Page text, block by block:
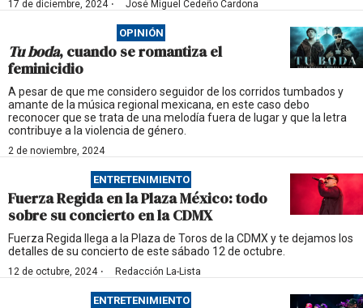
17 de diciembre, 2024· José Miguel Cedeño Cardona
OPINIÓN
Tu boda, cuando se romantiza el
feminicidio
A pesar de que me considero seguidor de los corridos tumbados y
amante de la música regional mexicana, en este caso debo
reconocer que se trata de una melodía fuera de lugar y que la letra
contribuye a la violencia de género.
2 de noviembre, 2024
ENTRETENIMIENTO
Fuerza Regida en la Plaza México: todo
sobre su concierto en la CDMX
Fuerza Regida llega a la Plaza de Toros de la CDMX y te dejamos los
detalles de su concierto de este sábado 12 de octubre.
12 de octubre, 2024· Redacción La-Lista
ENTRETENIMIENTO